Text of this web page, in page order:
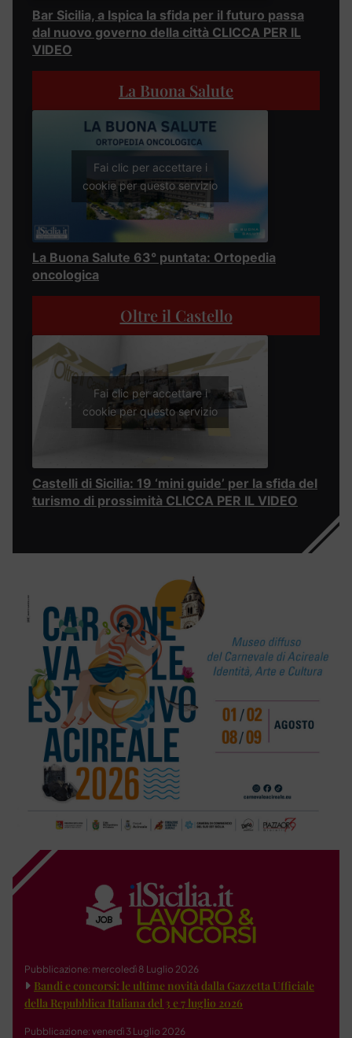
Bar Sicilia, a Ispica la sfida per il futuro passa
dal nuovo governo della città CLICCA PER IL
VIDEO
La Buona Salute
Fai clic per accettare i
cookie per questo servizio
La Buona Salute 63° puntata: Ortopedia
oncologica
Oltre il Castello
Fai clic per accettare i
cookie per questo servizio
Castelli di Sicilia: 19 ‘mini guide’ per la sfida del
turismo di prossimità CLICCA PER IL VIDEO
Pubblicazione: mercoledì 8 Luglio 2026
Bandi e concorsi: le ultime novità dalla Gazzetta Ufficiale
della Repubblica Italiana del 3 e 7 luglio 2026
Pubblicazione: venerdì 3 Luglio 2026